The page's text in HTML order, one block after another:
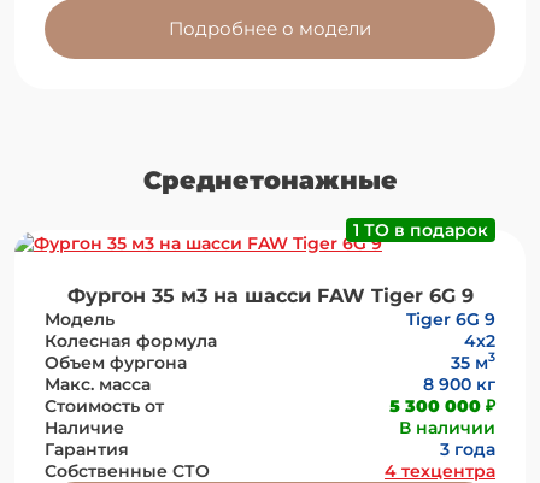
Подробнее о модели
Среднетонажные
1 ТО в подарок
Фургон 35 м3 на шасси FAW Tiger 6G 9
Модель
Tiger 6G 9
Колесная формула
4х2
Объем фургона
35 м3
Макс. масса
8 900 кг
Стоимость от
5 300 000 ₽
Наличие
В наличии
Гарантия
3 года
Собственные СТО
4 техцентра